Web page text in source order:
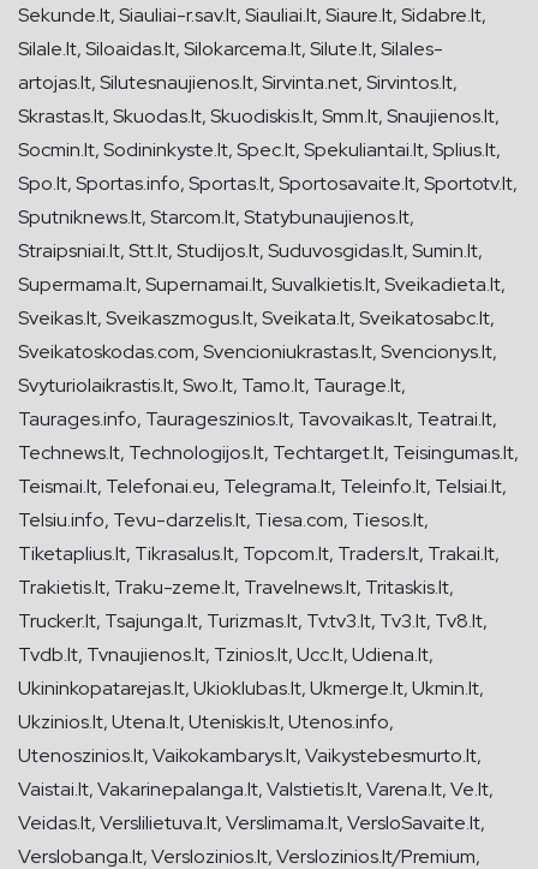
Sekunde.lt, Siauliai-r.sav.lt, Siauliai.lt, Siaure.lt, Sidabre.lt,
Silale.lt, Siloaidas.lt, Silokarcema.lt, Silute.lt, Silales-
artojas.lt, Silutesnaujienos.lt, Sirvinta.net, Sirvintos.lt,
Skrastas.lt, Skuodas.lt, Skuodiskis.lt, Smm.lt, Snaujienos.lt,
Socmin.lt, Sodininkyste.lt, Spec.lt, Spekuliantai.lt, Splius.lt,
Spo.lt, Sportas.info, Sportas.lt, Sportosavaite.lt, Sportotv.lt,
Sputniknews.lt, Starcom.lt, Statybunaujienos.lt,
Straipsniai.lt, Stt.lt, Studijos.lt, Suduvosgidas.lt, Sumin.lt,
Supermama.lt, Supernamai.lt, Suvalkietis.lt, Sveikadieta.lt,
Sveikas.lt, Sveikaszmogus.lt, Sveikata.lt, Sveikatosabc.lt,
Sveikatoskodas.com, Svencioniukrastas.lt, Svencionys.lt,
Svyturiolaikrastis.lt, Swo.lt, Tamo.lt, Taurage.lt,
Taurages.info, Taurageszinios.lt, Tavovaikas.lt, Teatrai.lt,
Technews.lt, Technologijos.lt, Techtarget.lt, Teisingumas.lt,
Teismai.lt, Telefonai.eu, Telegrama.lt, Teleinfo.lt, Telsiai.lt,
Telsiu.info, Tevu-darzelis.lt, Tiesa.com, Tiesos.lt,
Tiketaplius.lt, Tikrasalus.lt, Topcom.lt, Traders.lt, Trakai.lt,
Trakietis.lt, Traku-zeme.lt, Travelnews.lt, Tritaskis.lt,
Trucker.lt, Tsajunga.lt, Turizmas.lt, Tv.tv3.lt, Tv3.lt, Tv8.lt,
Tvdb.lt, Tvnaujienos.lt, Tzinios.lt, Ucc.lt, Udiena.lt,
Ukininkopatarejas.lt, Ukioklubas.lt, Ukmerge.lt, Ukmin.lt,
Ukzinios.lt, Utena.lt, Uteniskis.lt, Utenos.info,
Utenoszinios.lt, Vaikokambarys.lt, Vaikystebesmurto.lt,
Vaistai.lt, Vakarinepalanga.lt, Valstietis.lt, Varena.lt, Ve.lt,
Veidas.lt, Verslilietuva.lt, Verslimama.lt, VersloSavaite.lt,
Verslobanga.lt, Verslozinios.lt, Verslozinios.lt/Premium,